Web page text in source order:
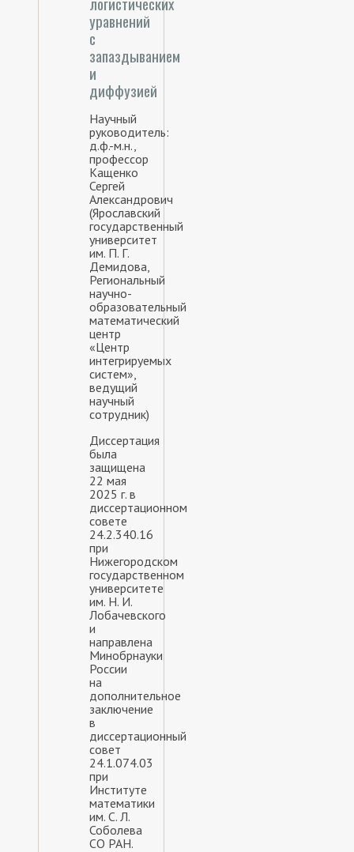
уравнений
с
запаздыванием
и
диффузией
Научный
руководитель:
д.ф.-м.н.,
профессор
Кащенко
Сергей
Александрович
(Ярославский
государственный
университет
им. П. Г.
Демидова,
Региональный
научно-
образовательный
математический
центр
«Центр
интегрируемых
систем»,
ведущий
научный
сотрудник)
Диссертация
была
защищена
22 мая
2025 г. в
диссертационном
совете
24.2.340.16
при
Нижегородском
государственном
университете
им. Н. И.
Лобачевского
и
направлена
Минобрнауки
России
на
дополнительное
заключение
в
диссертационный
совет
24.1.074.03
при
Институте
математики
им. С. Л.
Соболева
СО РАН.